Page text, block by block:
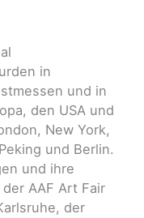
in
und in
den USA und
New York,
und Berlin.
und ihre
AAF Art Fair
der